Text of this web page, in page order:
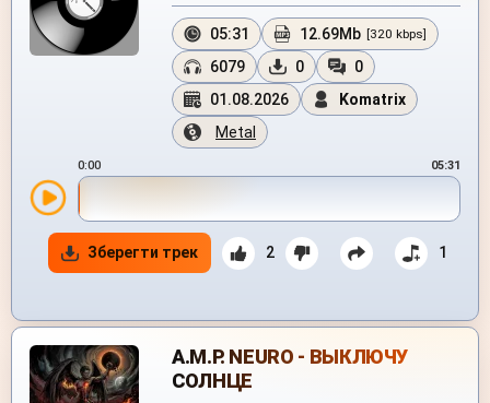
05:31 12.69Mb [320 kbps]
6079 0
0
01.08.2026
Komatrix
Metal
0:00 05:31
Зберегти трек 2 1
A.M.P. NEURO - ВЫКЛЮЧУ
СОЛНЦЕ